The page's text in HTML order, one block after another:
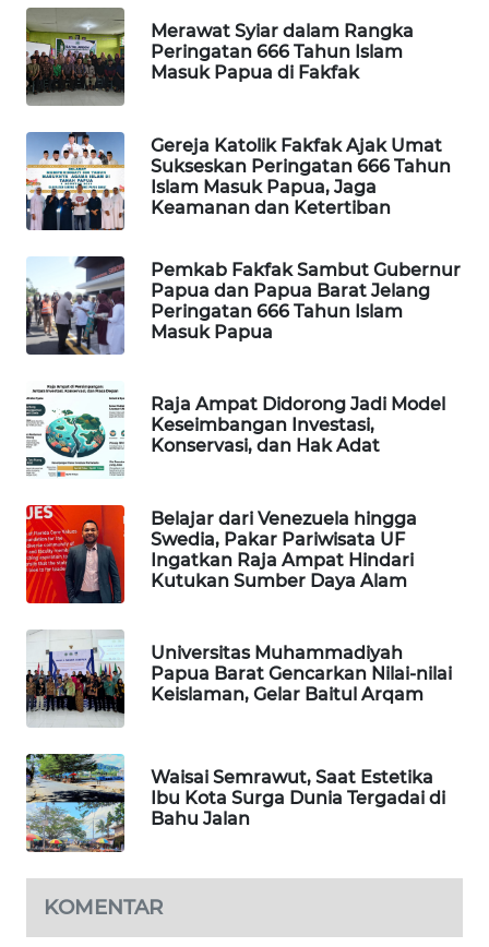
Merawat Syiar dalam Rangka
Peringatan 666 Tahun Islam
Masuk Papua di Fakfak
Gereja Katolik Fakfak Ajak Umat
Sukseskan Peringatan 666 Tahun
Islam Masuk Papua, Jaga
Keamanan dan Ketertiban
Pemkab Fakfak Sambut Gubernur
Papua dan Papua Barat Jelang
Peringatan 666 Tahun Islam
Masuk Papua
Raja Ampat Didorong Jadi Model
Keseimbangan Investasi,
Konservasi, dan Hak Adat
Belajar dari Venezuela hingga
Swedia, Pakar Pariwisata UF
Ingatkan Raja Ampat Hindari
Kutukan Sumber Daya Alam
Universitas Muhammadiyah
Papua Barat Gencarkan Nilai-nilai
Keislaman, Gelar Baitul Arqam
Waisai Semrawut, Saat Estetika
Ibu Kota Surga Dunia Tergadai di
Bahu Jalan
KOMENTAR
PORTAL
KONSUMEN
ALPERKLINAS
FORJASIDA
TAMBANG
NEWS
NEWS
SIDIKALANG
NEWS
SIBARAGAS
NEWS
SIANTAR
NEWS
METRO
NEWS
METRO
JAKARTA